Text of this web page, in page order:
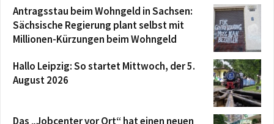
Antragsstau beim Wohngeld in Sachsen:
Sächsische Regierung plant selbst mit
Millionen-Kürzungen beim Wohngeld
Hallo Leipzig: So startet Mittwoch, der 5.
August 2026
Das „Jobcenter vor Ort“ hat einen neuen